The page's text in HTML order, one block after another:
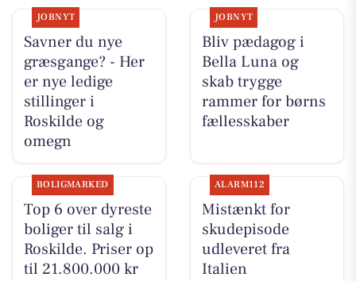
JOBNYT
Savner du nye
græsgange? - Her
er nye ledige
stillinger i
Roskilde og
omegn
JOBNYT
Bliv pædagog i
Bella Luna og
skab trygge
rammer for børns
fællesskaber
BOLIGMARKED
Top 6 over dyreste
boliger til salg i
Roskilde. Priser op
til 21.800.000 kr
ALARM112
Mistænkt for
skudepisode
udleveret fra
Italien